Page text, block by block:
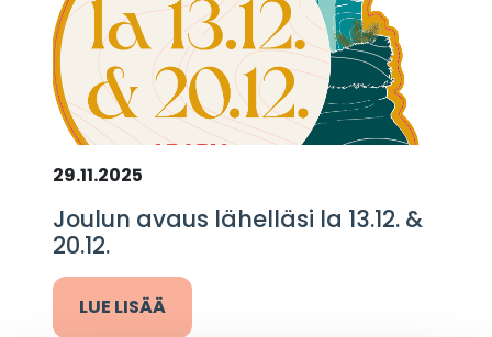
29.11.2025
Joulun avaus lähelläsi la 13.12. &
20.12.
LUE LISÄÄ